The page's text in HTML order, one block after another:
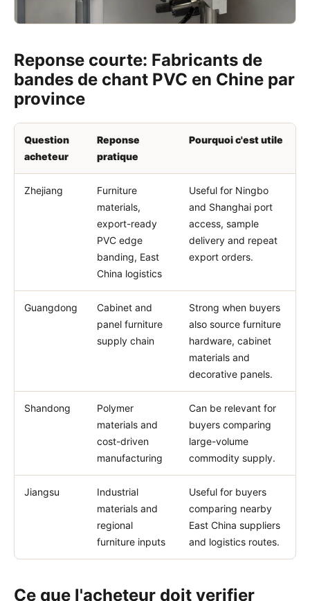
Reponse courte: Fabricants de
bandes de chant PVC en Chine par
province
Question
acheteur
Reponse
pratique
Pourquoi c'est utile
Zhejiang
Furniture
materials,
export-ready
PVC edge
banding, East
China logistics
Useful for Ningbo
and Shanghai port
access, sample
delivery and repeat
export orders.
Guangdong
Cabinet and
panel furniture
supply chain
Strong when buyers
also source furniture
hardware, cabinet
materials and
decorative panels.
Shandong
Polymer
materials and
cost-driven
manufacturing
Can be relevant for
buyers comparing
large-volume
commodity supply.
Jiangsu
Industrial
materials and
regional
furniture inputs
Useful for buyers
comparing nearby
East China suppliers
and logistics routes.
Ce que l'acheteur doit verifier